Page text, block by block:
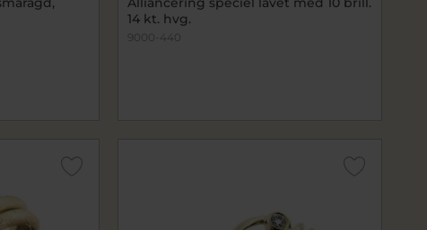
14 kt. hvg.
9000-440